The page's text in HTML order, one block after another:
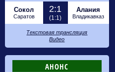
Сокол
Саратов
2:1
(1:1)
Алания
Владикавказ
Текстовая трансляция
Видео
АНОНС